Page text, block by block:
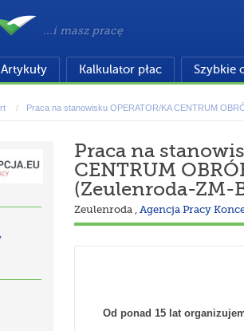
...i masz pracę
Artykuły Kalkulator płac Szybkie
Praca na stanowisku OPERATOR/KA CENTRUM
Praca na
CENTRUM
(Zeulenroda-ZM-
Zeulenroda, Agencja Pracy
Od ponad 15 lat